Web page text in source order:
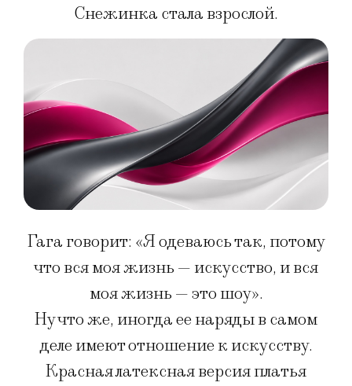
Снежинка стала взрослой.
Гага говорит: «Я одеваюсь так, потому
что вся моя жизнь — искусство, и вся
моя жизнь — это шоу».
Ну что же, иногда ее наряды в самом
деле имеют отношение к искусству.
Красная латексная версия платья